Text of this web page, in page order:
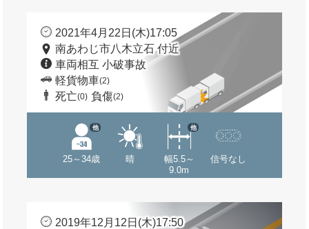
2021年4月22日(木)17:05
南あわじ市八木立石 付近
車両相互 小破事故
軽貨物車(2)
死亡(0) 負傷(2)
25～34歳
他
晴
幅5.5～
9.0m
他
信号なし
2019年12月12日(木)17:50